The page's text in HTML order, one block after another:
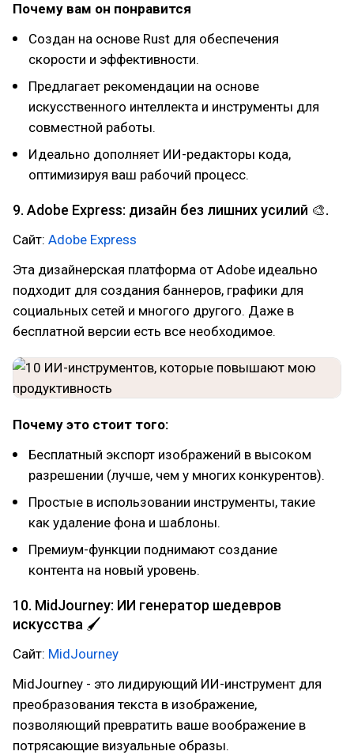
Почему вам он понравится
Создан на основе Rust для обеспечения
скорости и эффективности.
Предлагает рекомендации на основе
искусственного интеллекта и инструменты для
совместной работы.
Идеально дополняет ИИ-редакторы кода,
оптимизируя ваш рабочий процесс.
9. Adobe Express: дизайн без лишних усилий 🎨.
Сайт: Adobe Express
Эта дизайнерская платформа от Adobe идеально
подходит для создания баннеров, графики для
социальных сетей и многого другого. Даже в
бесплатной версии есть все необходимое.
Почему это стоит того:
Бесплатный экспорт изображений в высоком
разрешении (лучше, чем у многих конкурентов).
Простые в использовании инструменты, такие
как удаление фона и шаблоны.
Премиум-функции поднимают создание
контента на новый уровень.
10. MidJourney: ИИ генератор шедевров
искусства 🖌
Сайт: MidJourney
MidJourney - это лидирующий ИИ-инструмент для
преобразования текста в изображение,
позволяющий превратить ваше воображение в
потрясающие визуальные образы.